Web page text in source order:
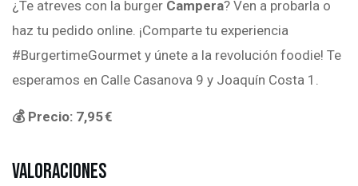
¿Te atreves con la burger Campera? Ven a probarla o
haz tu pedido online. ¡Comparte tu experiencia
#BurgertimeGourmet y únete a la revolución foodie! Te
esperamos en Calle Casanova 9 y Joaquín Costa 1.
💰 Precio: 7,95 €
Valoraciones